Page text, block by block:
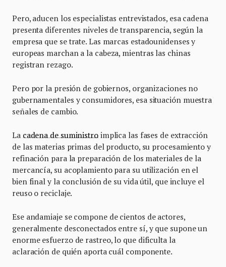
Pero, aducen los especialistas entrevistados, esa cadena
presenta diferentes niveles de transparencia, según la
empresa que se trate. Las marcas estadounidenses y
europeas marchan a la cabeza, mientras las chinas
registran rezago.
Pero por la presión de gobiernos, organizaciones no
gubernamentales y consumidores, esa situación muestra
señales de cambio.
La cadena de suministroimplica las fases de extracción
de las materias primas del producto, su procesamiento y
refinación para la preparación de los materiales de la
mercancía, su acoplamiento para su utilización en el
bien final y la conclusión de su vida útil, que incluye el
reuso o reciclaje.
Ese andamiaje se compone de cientos de actores,
generalmente desconectados entre sí, y que supone un
enorme esfuerzo de rastreo, lo que dificulta la
aclaración de quién aporta cuál componente.